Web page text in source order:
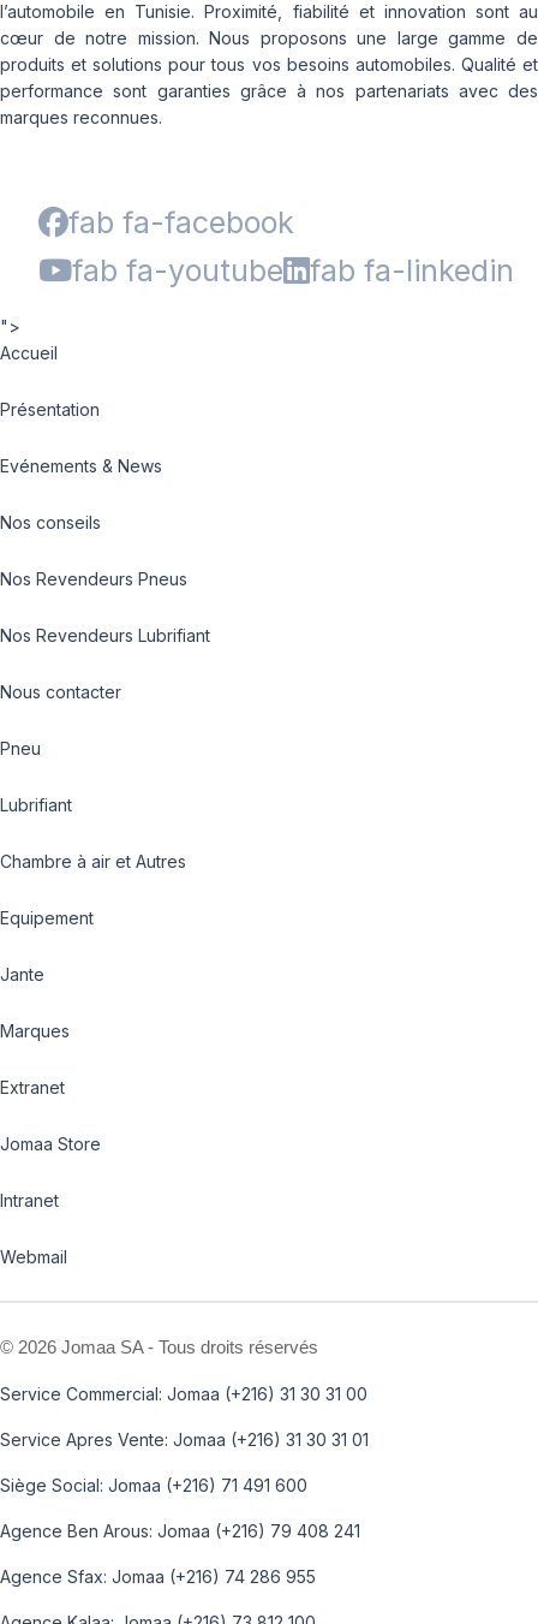
l’automobile en Tunisie. Proximité, fiabilité et innovation sont au
cœur de notre mission. Nous proposons une large gamme de
produits et solutions pour tous vos besoins automobiles. Qualité et
performance sont garanties grâce à nos partenariats avec des
marques reconnues.
fab fa-facebook
fab fa-youtube
fab fa-linkedin
">
Accueil
Présentation
Evénements & News
Nos conseils
Nos Revendeurs Pneus
Nos Revendeurs Lubrifiant
Nous contacter
Pneu
Lubrifiant
Chambre à air et Autres
Equipement
Jante
Marques
Extranet
Jomaa Store
Intranet
Webmail
© 2026 Jomaa SA - Tous droits réservés
Service Commercial: Jomaa (+216) 31 30 31 00
Service Apres Vente: Jomaa (+216) 31 30 31 01
Siège Social: Jomaa (+216) 71 491 600
Agence Ben Arous: Jomaa (+216) 79 408 241
Agence Sfax: Jomaa (+216) 74 286 955